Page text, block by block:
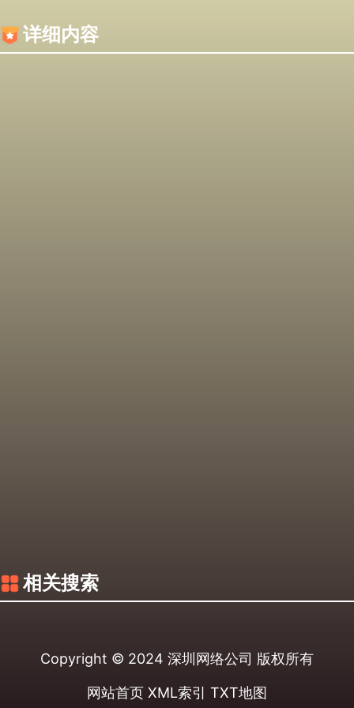
详细内容
相关搜索
Copyright © 2024 深圳网络公司 版权所有
网站首页 XML索引 TXT地图